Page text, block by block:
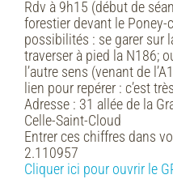
Rdv à 9h15 (début de
forestier devant le Poney-
possibilités : se garer sur
traverser à pied la N186;
l’autre sens (venant de
lien pour repérer : c’est
Adresse : 31 allée de la
Celle-Saint-Cloud
Entrer ces chiffres dans
2.110957
Cliquer ici pour ouvrir le